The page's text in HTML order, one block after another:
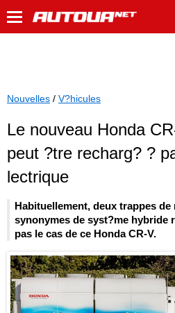
Nouvelles / V?hicules
Le nouveau Honda
peut ?tre recharg? ?
lectrique
Habituellement, deux trappes
synonymes de syst?me hybride
pas le cas de ce Honda CR-V.